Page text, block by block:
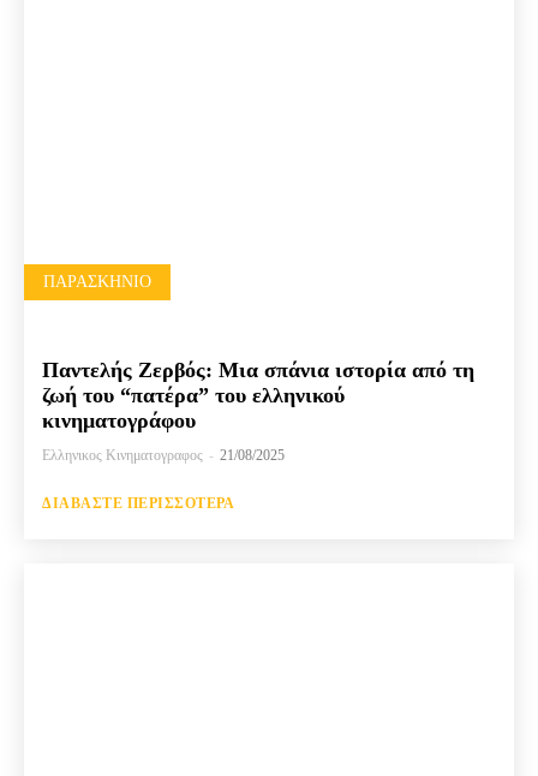
ΠΑΡΑΣΚΉΝΙΟ
Παντελής Ζερβός: Μια σπάνια ιστορία από τη
ζωή του “πατέρα” του ελληνικού
κινηματογράφου
Ελληνικος Κινηματογραφος - 21/08/2025
ΔΙΑΒΆΣΤΕ ΠΕΡΙΣΣΌΤΕΡΑ